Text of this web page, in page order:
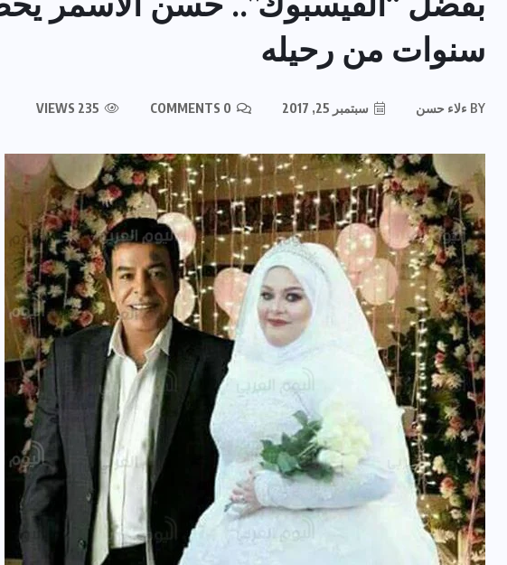
سنوات من رحيله
BY ءلاء حسن سبتمبر 25, 2017